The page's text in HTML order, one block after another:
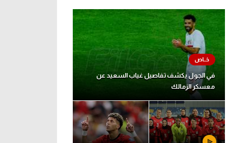
في الجول يكشف تفاصيل غياب السعيد عن
معسكر الزمالك